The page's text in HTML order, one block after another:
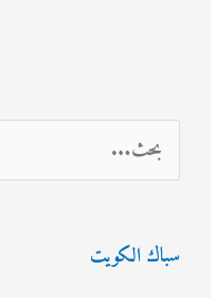
ل
ح
سباك الكويت